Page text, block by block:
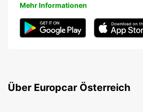
Mehr Informationen
Über Europcar Österreich